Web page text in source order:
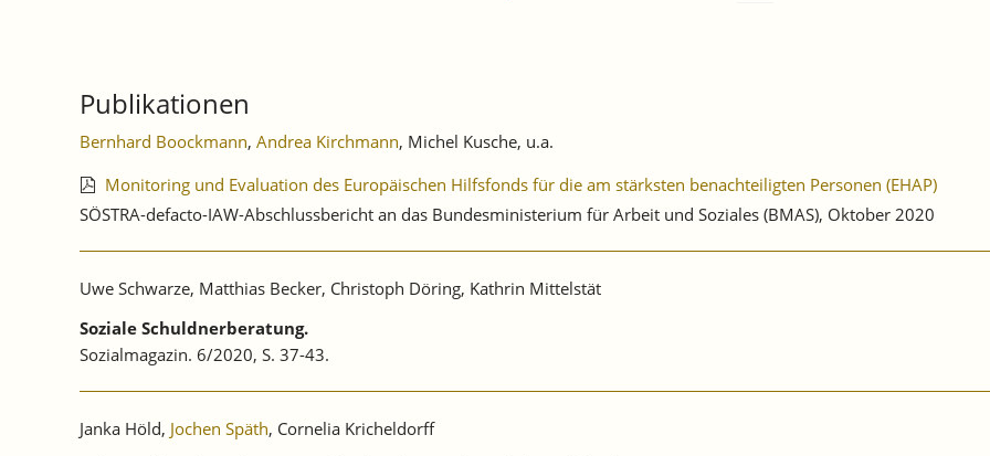
Publikationen
Bernhard Boockmann, Andrea Kirchmann, Michel Kusche, u.a.
Monitoring und Evaluation des Europäischen Hilfsfonds für die am stärksten benachteiligten Personen (EHAP)
SÖSTRA-defacto-IAW-Abschlussbericht an das Bundesministerium für Arbeit und Soziales (BMAS), Oktober 2020
Uwe Schwarze, Matthias Becker, Christoph Döring, Kathrin Mittelstät
Soziale Schuldnerberatung.
Sozialmagazin. 6/2020, S. 37-43.
Janka Höld, Jochen Späth, Cornelia Kricheldorff